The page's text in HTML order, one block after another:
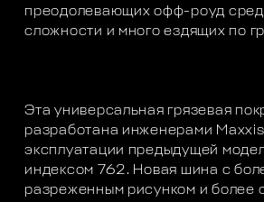
преодолевающих офф-роуд
сложности и много ездящих по
Эта универсальная грязевая
разработана инженерами
эксплуатации предыдущей
индексом 762. Новая шина с
разреженным рисунком и более